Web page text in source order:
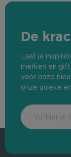
De
Laat je
merken en
voor onze
onze unieke